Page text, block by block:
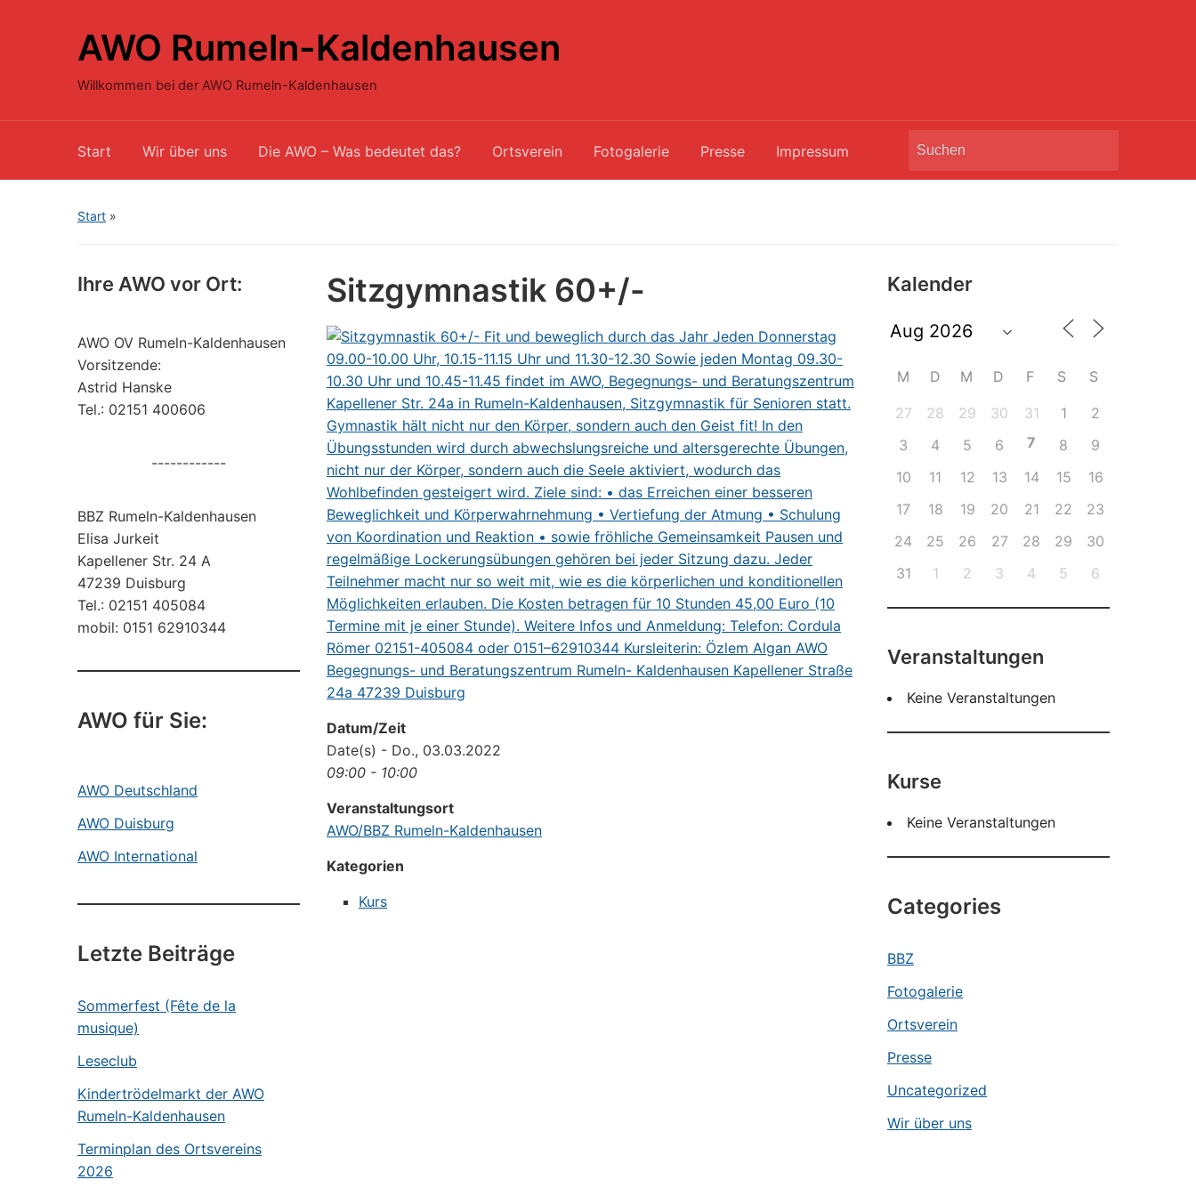
AWO Rumeln-Kaldenhausen
Willkommen bei der AWO Rumeln-Kaldenhausen
Start Wir über uns Die AWO – Was bedeutet das? Ortsverein Fotogalerie Presse Impressum
Search
Start »
Ihre AWO vor Ort:
AWO OV Rumeln-Kaldenhausen
Vorsitzende:
Astrid Hanske
Tel.: 02151 400606
------------
BBZ Rumeln-Kaldenhausen
Elisa Jurkeit
Kapellener Str. 24 A
47239 Duisburg
Tel.: 02151 405084
mobil: 0151 62910344
AWO für Sie:
AWO Deutschland
AWO Duisburg
AWO International
Letzte Beiträge
Sommerfest (Fête de la
musique)
Leseclub
Kindertrödelmarkt der AWO
Rumeln-Kaldenhausen
Terminplan des Ortsvereins
2026
Sitzgymnastik 60+/-
Datum/Zeit
Date(s) - Do., 03.03.2022
09:00 - 10:00
Veranstaltungsort
AWO/BBZ Rumeln-Kaldenhausen
Kategorien
Kurs
Kalender
M D M D F S S
27 28 29 30 31 1
2
3
4 5 6 7 8
9
10
11 12 13 14 15
16
17
18 19 20 21 22
23
24
25 26 27 28 29
30
31
1 2 3 4 5 6
Veranstaltungen
Keine Veranstaltungen
Kurse
Keine Veranstaltungen
Categories
BBZ
Fotogalerie
Ortsverein
Presse
Uncategorized
Wir über uns